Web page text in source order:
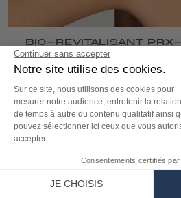
BIO-REVITALISANT
EN SAVOIR PLUS